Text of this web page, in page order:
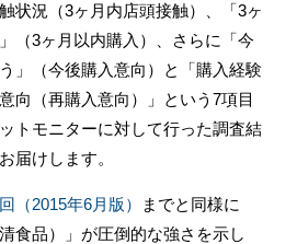
状況（3ヶ月内店頭接触）、「3ヶ
（3ヶ月以内購入）、さらに「今
」（今後購入意向）と「購入経験
向（再購入意向）」という7項目
トモニターに対して行った調査結
届けします。
（2015年6月版）
までと同様に
食品）」が圧倒的な強さを示し